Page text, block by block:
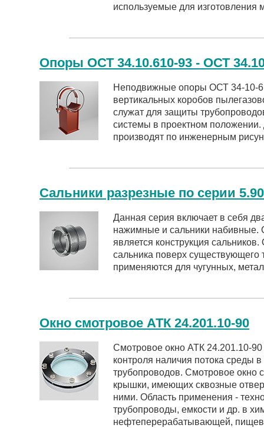
используемые для изготовления
Опоры ОСТ 34.10.610-93 - ОСТ
Неподвижные опоры ОСТ 34-10-
вертикальных коробов
служат для защиты
системы в проектном
производят по инженерным
Сальники разрезные по серии
Данная серия включает в себя
нажимные и сальники набивные.
является конструкция
сальника поверх
применяются для чугунных,
Окно смотровое АТК 24.201.10-90
Смотровое окно АТК 24.201.10-90
контроля наличия потока среды
трубопроводов. Смотровое окно
крышки, имеющих сквозные
ними. Область применения -
трубопроводы, емкости и др. в
нефтеперерабатывающей,